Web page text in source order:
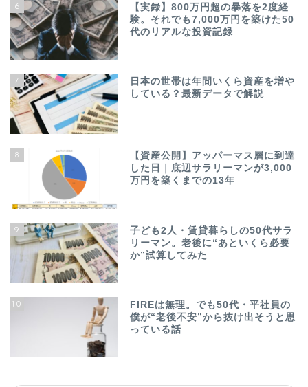
6
【実録】800万円超の暴落を2度経
験。それでも7,000万円を築けた50
代のリアルな投資記録
7
日本の世帯は年間いくら資産を増や
している？最新データで解説
8
【資産公開】アッパーマス層に到達
した日｜底辺サラリーマンが3,000
万円を築くまでの13年
9
子ども2人・賃貸暮らしの50代サラ
リーマン。老後に“あといくら必要
か”試算してみた
10
FIREは無理。でも50代・平社員の
僕が“老後不安”から抜け出そうと思
っている話